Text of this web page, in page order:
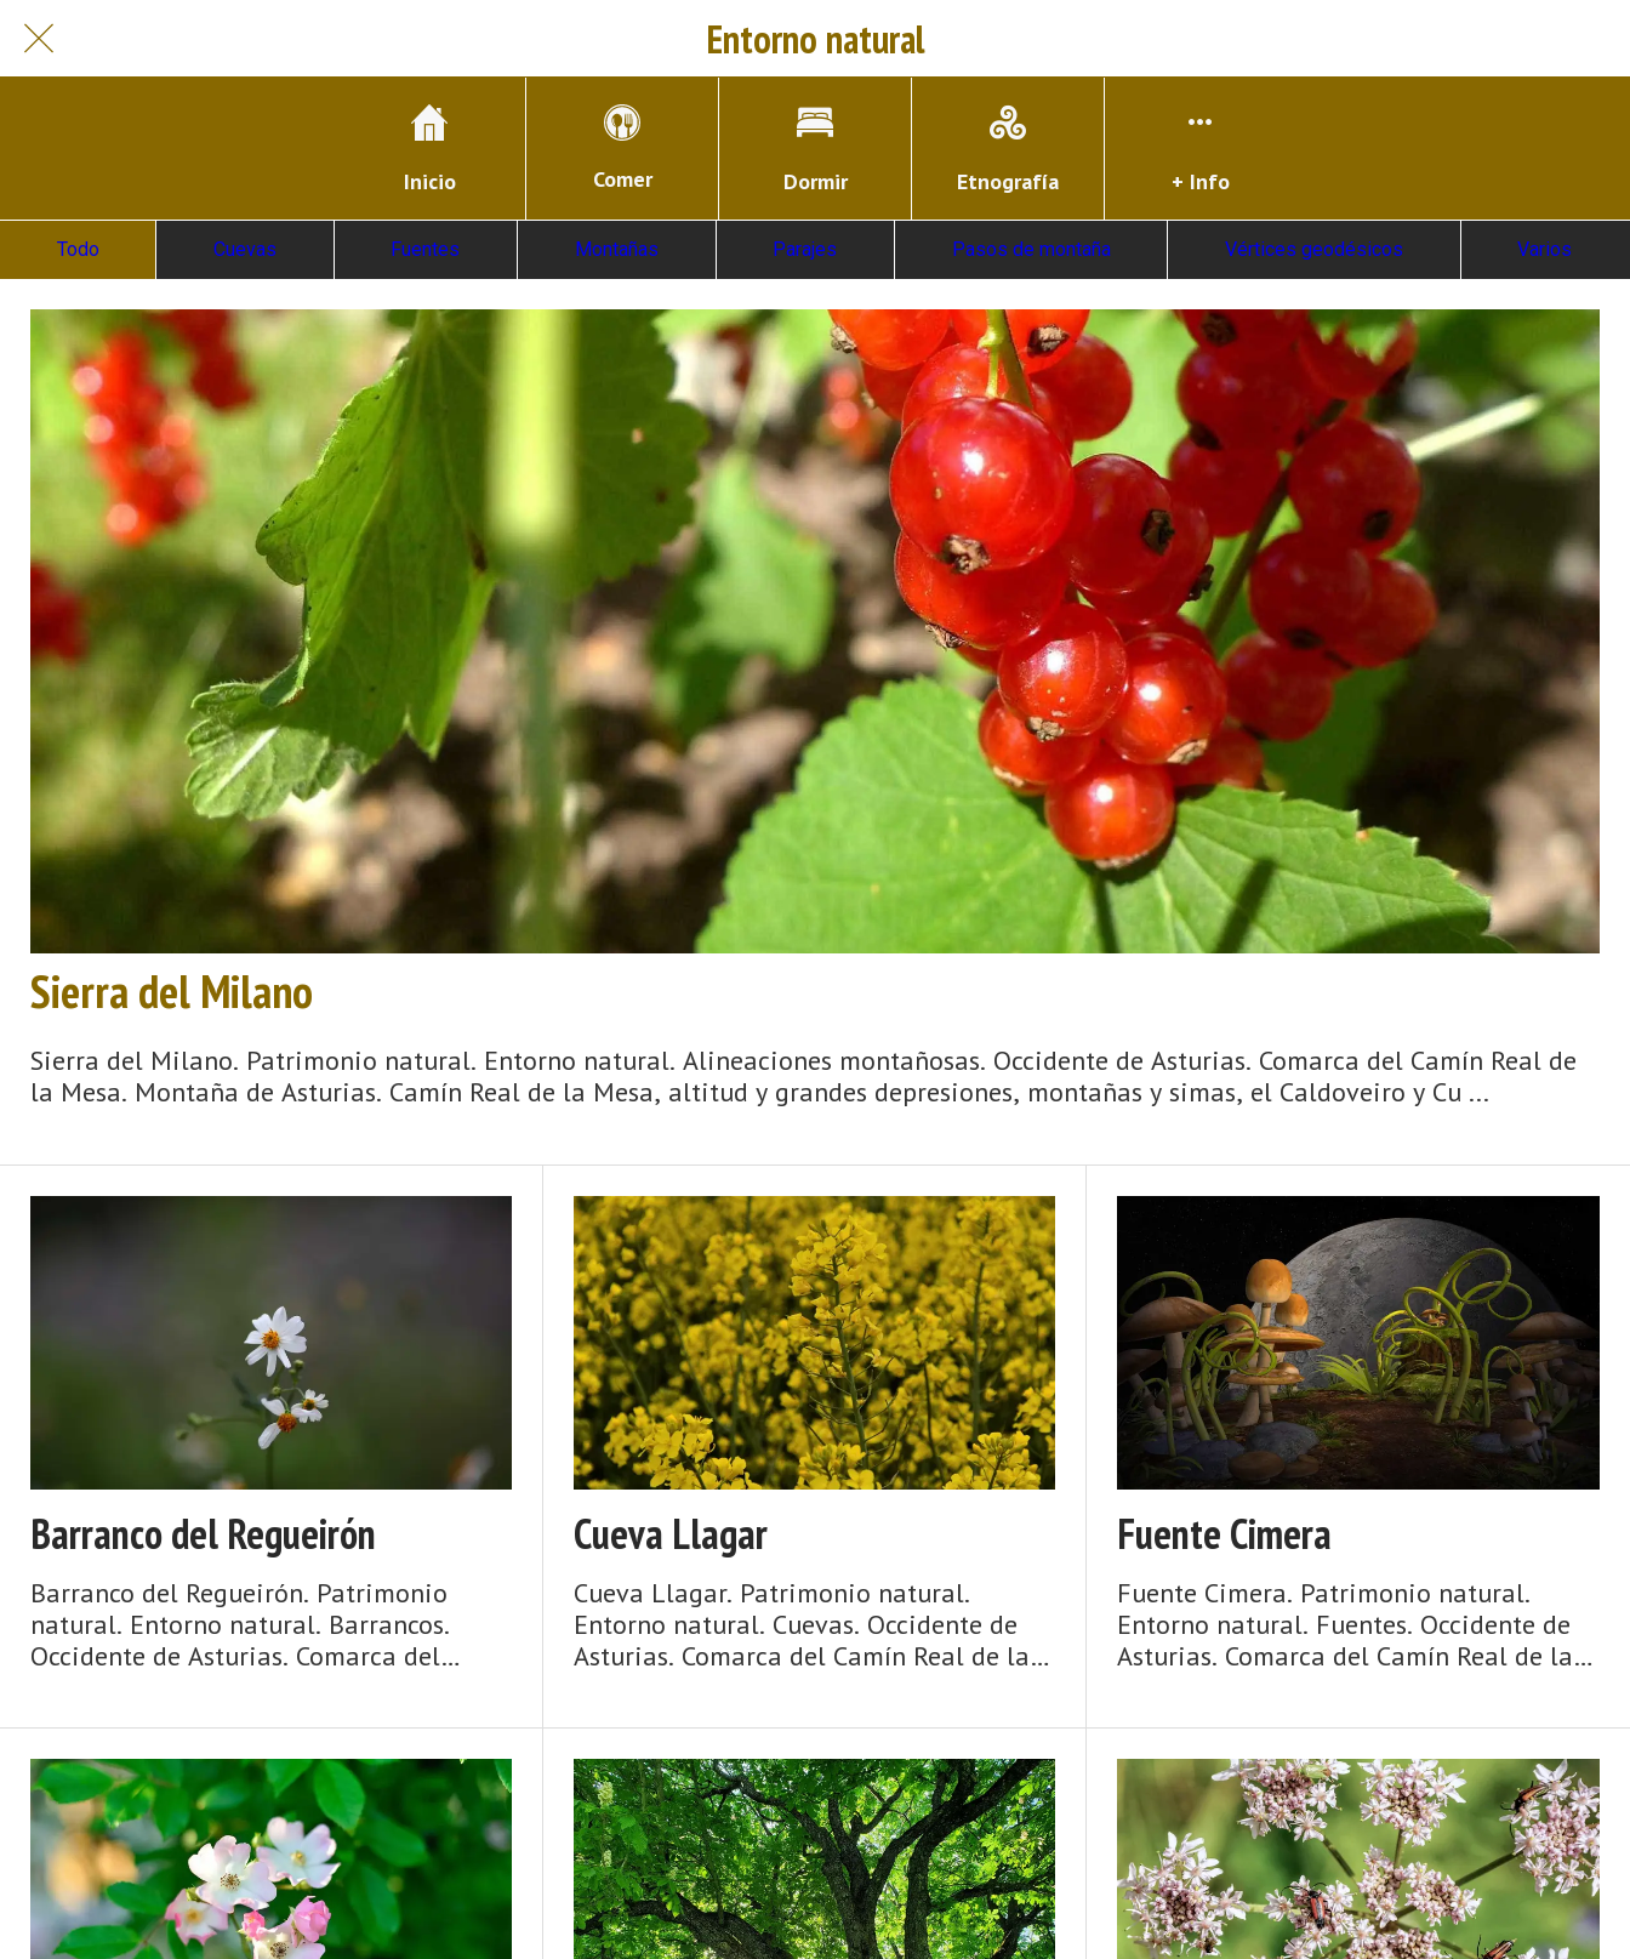
Entorno natural
Inicio Comer Dormir Etnografía + Info
Todo Cuevas Fuentes Montañas Parajes Pasos de montaña Vértices geodésicos Varios
Sierra del Milano
Sierra del Milano. Patrimonio natural. Entorno natural. Alineaciones montañosas. Occidente de Asturias. Comarca del Camín Real de
la Mesa. Montaña de Asturias. Camín Real de la Mesa, altitud y grandes depresiones, montañas y simas, el Caldoveiro y Cu ...
Barranco del Regueirón
Barranco del Regueirón. Patrimonio
natural. Entorno natural. Barrancos.
Occidente de Asturias. Comarca del
simas, el Caldoveiro y Cuevallagar ...
Cueva Llagar
Cueva Llagar. Patrimonio natural.
Entorno natural. Cuevas. Occidente de
Asturias. Comarca del Camín Real de la
Caldoveiro y Cuevallagar. Yernes y Ta ...
Fuente Cimera
Fuente Cimera. Patrimonio natural.
Entorno natural. Fuentes. Occidente de
Asturias. Comarca del Camín Real de la
de la Mesa, altitud y grandes
depresiones, montañas y simas, el
Caldoveiro y Cuevallagar. Yernes y ...